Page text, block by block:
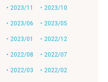
・2023/11 ・2023/10
・2023/06 ・2023/05
・2023/01 ・2022/12
・2022/08 ・2022/07
・2022/03 ・2022/02